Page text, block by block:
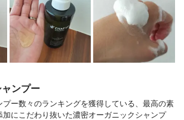
ンプー
ー数々のランキングを獲得している、最高の素
にこだわり抜いた濃密オーガニックシャンプ